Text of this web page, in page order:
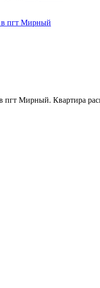
в пгт Мирный
Мирный. Квартира